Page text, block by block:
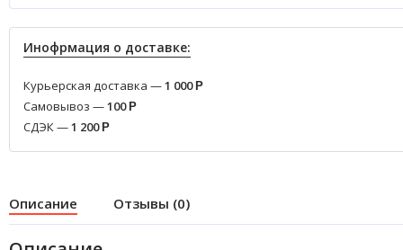
Инофрмация о доставке:
Курьерская доставка —1 000 Р
Самовывоз —100 Р
СДЭК —1 200 Р
Описание Отзывы (0)